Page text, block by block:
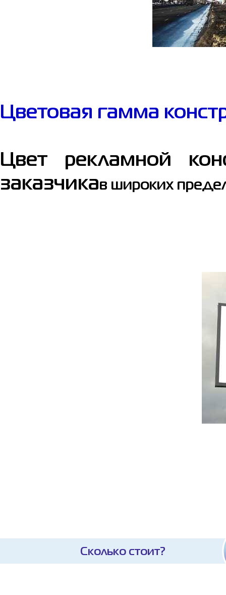
Цветовая гамма
Цвет рекламной
заказчикав широких
Сколько стоит?